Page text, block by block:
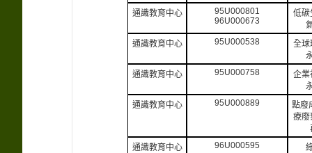
通識教育中心
95U000801
96U000673
低碳
通識教育中心
95U000538
全球
通識教育中心
95U000758
企業
通識教育中心
95U000889
點廢
療廢
通識教育中心
96U000595